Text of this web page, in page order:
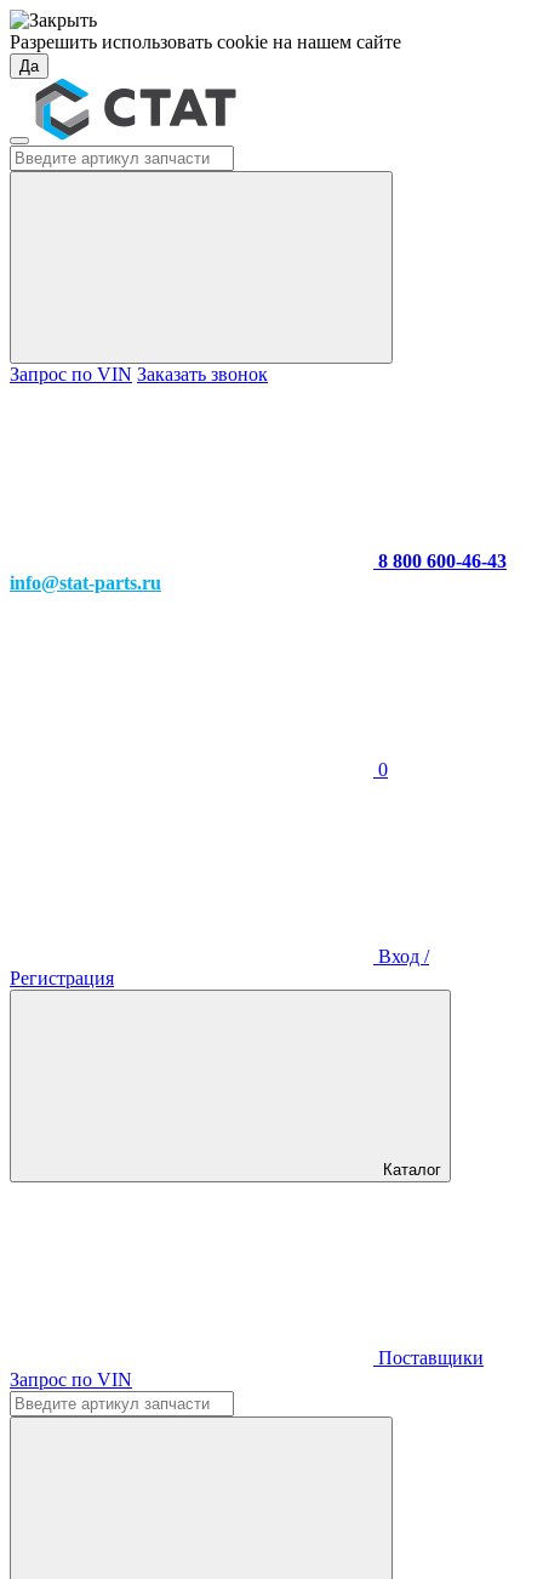
Разрешить использовать cookie на нашем сайте
Да
Запрос по VIN Заказать звонок
8 800 600-46-43
info@stat-parts.ru
0
Вход /
Регистрация
Каталог
Поставщики
Запрос по VIN